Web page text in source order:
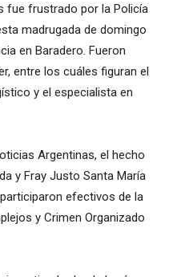
fue frustrado por la Policía
madrugada de domingo
en Baradero. Fueron
entre los cuáles figuran el
y el especialista en
Argentinas, el hecho
y Fray Justo Santa María
efectivos de la
y Crimen Organizado